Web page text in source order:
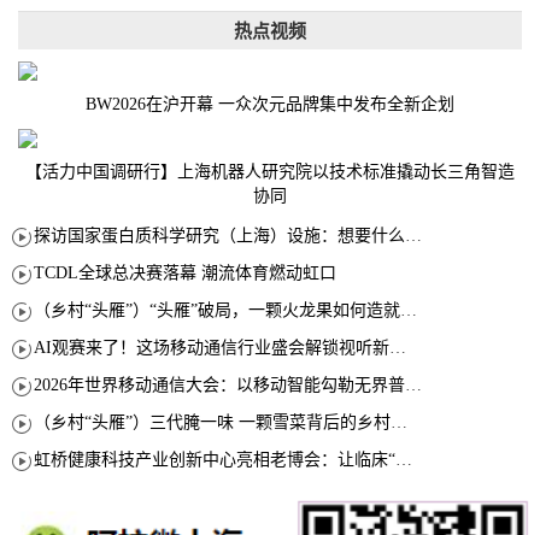
热点视频
BW2026在沪开幕 一众次元品牌集中发布全新企划
【活力中国调研行】上海机器人研究院以技术标准撬动长三角智造
协同
TCDL全球总决赛落幕 潮流体育燃动虹口